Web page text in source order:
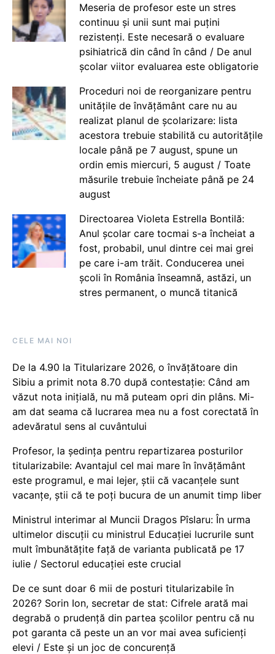
Meseria de profesor este un stres
continuu și unii sunt mai puțini
rezistenți. Este necesară o evaluare
psihiatrică din când în când / De anul
școlar viitor evaluarea este obligatorie
Proceduri noi de reorganizare pentru
unitățile de învățământ care nu au
realizat planul de școlarizare: lista
acestora trebuie stabilită cu autoritățile
locale până pe 7 august, spune un
ordin emis miercuri, 5 august / Toate
măsurile trebuie încheiate până pe 24
august
Directoarea Violeta Estrella Bontilă:
Anul școlar care tocmai s-a încheiat a
fost, probabil, unul dintre cei mai grei
pe care i-am trăit. Conducerea unei
școli în România înseamnă, astăzi, un
stres permanent, o muncă titanică
CELE MAI NOI
De la 4.90 la Titularizare 2026, o învățătoare din
Sibiu a primit nota 8.70 după contestație: Când am
văzut nota inițială, nu mă puteam opri din plâns. Mi-
am dat seama că lucrarea mea nu a fost corectată în
adevăratul sens al cuvântului
Profesor, la ședința pentru repartizarea posturilor
titularizabile: Avantajul cel mai mare în învățământ
este programul, e mai lejer, știi că vacanțele sunt
vacanţe, știi că te poți bucura de un anumit timp liber
Ministrul interimar al Muncii Dragos Pîslaru: În urma
ultimelor discuții cu ministrul Educației lucrurile sunt
mult îmbunătățite față de varianta publicată pe 17
iulie / Sectorul educației este crucial
De ce sunt doar 6 mii de posturi titularizabile în
2026? Sorin Ion, secretar de stat: Cifrele arată mai
degrabă o prudență din partea școlilor pentru că nu
pot garanta că peste un an vor mai avea suficienți
elevi / Este și un joc de concurență